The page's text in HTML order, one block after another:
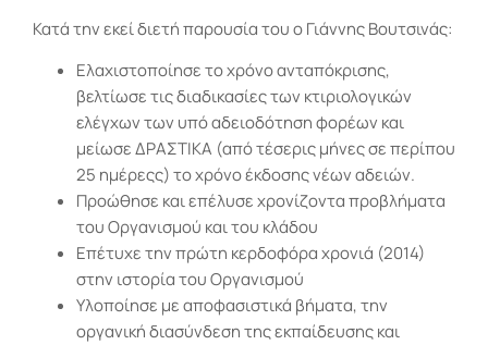
Κατά την εκεί διετή παρουσία του ο Γιάννης Βουτσινάς:
Ελαχιστοποίησε το χρόνο ανταπόκρισης,
βελτίωσε τις διαδικασίες των κτιριολογικών
ελέγχων των υπό αδειοδότηση φορέων και
μείωσε ΔΡΑΣΤΙΚΑ (από τέσερις μήνες σε περίπου
25 ημέρεςς) το χρόνο έκδοσης νέων αδειών.
Προώθησε και επέλυσε χρονίζοντα προβλήματα
του Οργανισμού και του κλάδου
Επέτυχε την πρώτη κερδοφόρα χρονιά (2014)
στην ιστορία του Οργανισμού
Υλοποίησε με αποφασιστικά βήματα, την
οργανική διασύνδεση της εκπαίδευσης και